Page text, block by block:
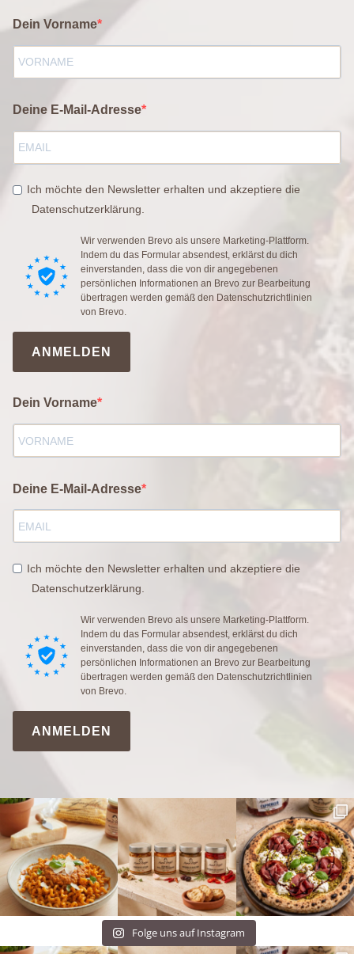
Dein Vorname
Deine E-Mail-Adresse
Ich möchte den Newsletter erhalten und akzeptiere die
Datenschutzerklärung.
Wir verwenden Brevo als unsere Marketing-Plattform.
Indem du das Formular absendest, erklärst du dich
einverstanden, dass die von dir angegebenen
persönlichen Informationen an Brevo zur Bearbeitung
übertragen werden gemäß den Datenschutzrichtlinien
von Brevo.
ANMELDEN
Dein Vorname
Deine E-Mail-Adresse
Ich möchte den Newsletter erhalten und akzeptiere die
Datenschutzerklärung.
Wir verwenden Brevo als unsere Marketing-Plattform.
Indem du das Formular absendest, erklärst du dich
einverstanden, dass die von dir angegebenen
persönlichen Informationen an Brevo zur Bearbeitung
übertragen werden gemäß den Datenschutzrichtlinien
von Brevo.
ANMELDEN
Folge uns auf Instagram